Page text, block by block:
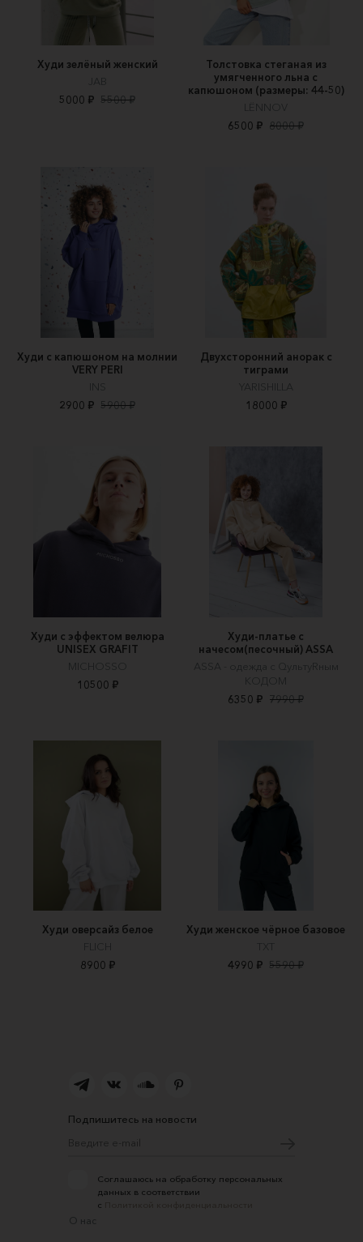
Худи зелёный женский
JAB
5000 ₽ 5500 ₽
Толстовка стеганая из
умягченного льна с
капюшоном (размеры: 44-50)
LЁNNOV
6500 ₽ 8000 ₽
Худи с капюшоном на молнии
VERY PERI
INS
2900 ₽ 5900 ₽
Двухсторонний анорак с
тиграми
YARISHILLA
18000 ₽
Худи с эффектом велюра
UNISEX GRAFIT
MICHOSSO
10500 ₽
Худи-платье с
начесом(песочный) ASSA
ASSA - одежда с QультуRным
КОДОМ
6350 ₽ 7990 ₽
Худи оверсайз белое
FLICH
8900 ₽
Худи женское чёрное базовое
TXT
4990 ₽ 5590 ₽
Подпишитесь на новости
Соглашаюсь на обработку персональных
данных в соответствии
с
О нас